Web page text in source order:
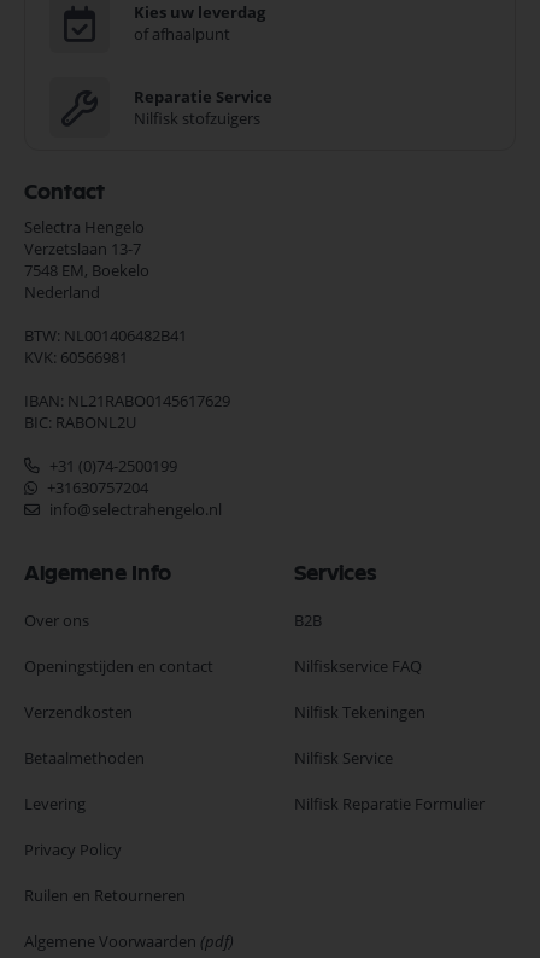
Kies uw leverdag
of afhaalpunt
Reparatie Service
Nilfisk stofzuigers
Contact
Selectra Hengelo
Verzetslaan 13-7
7548 EM, Boekelo
Nederland
BTW: NL001406482B41
KVK: 60566981
IBAN: NL21RABO0145617629
BIC: RABONL2U
+31 (0)74-2500199
+31630757204
info@selectrahengelo.nl
Algemene Info
Over ons
Openingstijden en contact
Verzendkosten
Betaalmethoden
Levering
Privacy Policy
Ruilen en Retourneren
Algemene Voorwaarden (pdf)
Services
B2B
Nilfiskservice FAQ
Nilfisk Tekeningen
Nilfisk Service
Nilfisk Reparatie Formulier